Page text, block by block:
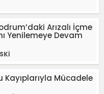
Arızalı İçme
Yenilemeye Devam
Kayıplarıyla Mücadele